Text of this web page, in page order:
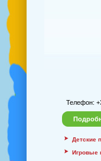
Телефон:
Детские
Игровые